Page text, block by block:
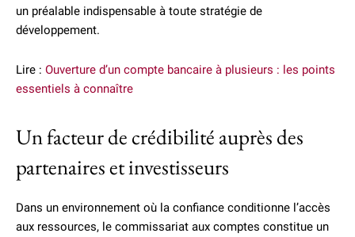
un préalable indispensable à toute stratégie de
développement.
Lire : Ouverture d’un compte bancaire à plusieurs : les points
essentiels à connaître
Un facteur de crédibilité auprès des
partenaires et investisseurs
Dans un environnement où la confiance conditionne l’accès
aux ressources, le commissariat aux comptes constitue un